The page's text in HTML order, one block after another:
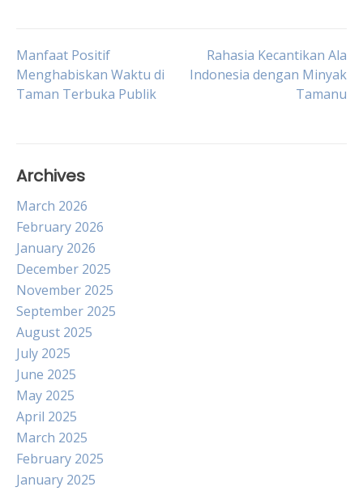
Post
navigation
Manfaat Positif
Menghabiskan Waktu di
Taman Terbuka Publik
Rahasia Kecantikan Ala
Indonesia dengan Minyak
Tamanu
Archives
March 2026
February 2026
January 2026
December 2025
November 2025
September 2025
August 2025
July 2025
June 2025
May 2025
April 2025
March 2025
February 2025
January 2025